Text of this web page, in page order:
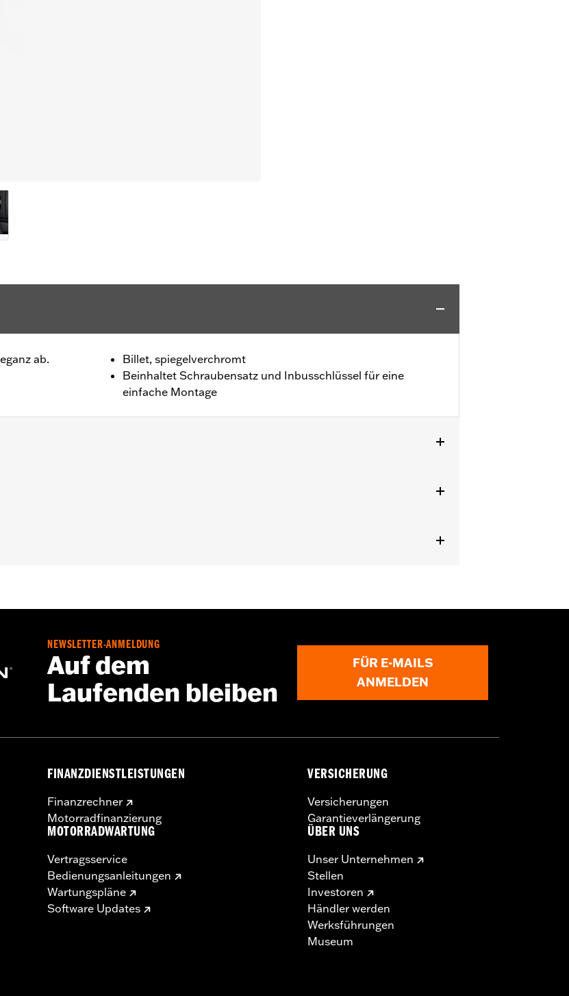
ab.
Billet, spiegelverchromt
Beinhaltet Schraubensatz und Inbusschlüssel für eine
einfache Montage
NEWSLETTER-ANMELDUNG
Auf dem
Laufenden bleiben
FÜR E-MAILS
ANMELDEN
FINANZDIENSTLEISTUNGEN
Finanzrechner
Motorradfinanzierung
MOTORRADWARTUNG
Vertragsservice
Bedienungsanleitungen
Wartungspläne
Software Updates
VERSICHERUNG
Versicherungen
Garantieverlängerung
ÜBER UNS
Unser Unternehmen
Stellen
Investoren
Händler werden
Werksführungen
Museum